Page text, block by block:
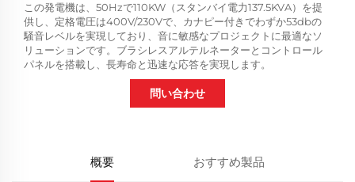
この発電機は、50Hzで110KW（スタンバイ電力137.5KVA）を提
供し、定格電圧は400V/230Vで、カナピー付きでわずか53dbの
騒音レベルを実現しており、音に敏感なプロジェクトに最適なソ
リューションです。ブラシレスアルテルネーターとコントロール
パネルを搭載し、長寿命と迅速な応答を実現します。
問い合わせ
概要 おすすめ製品